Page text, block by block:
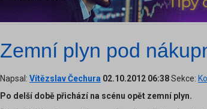
Zemní plyn pod
Napsal: Vítězslav Čechura 02.10.2012 06:38Sekce:
Po delší době přichází na scénu opět zemní plyn.